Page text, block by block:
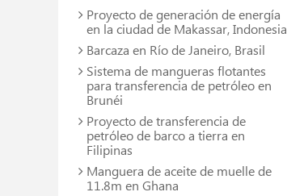
Proyecto de generación de energía
en la ciudad de Makassar, Indonesia
Barcaza en Río de Janeiro, Brasil
Sistema de mangueras flotantes
para transferencia de petróleo en
Brunéi
Proyecto de transferencia de
petróleo de barco a tierra en
Filipinas
Manguera de aceite de muelle de
11.8m en Ghana